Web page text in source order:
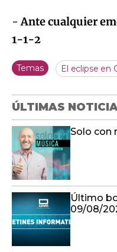
-Ante cualquier
1-1-2
Temas El eclipse en
ÚLTIMAS
Solo con
Último
09/08/